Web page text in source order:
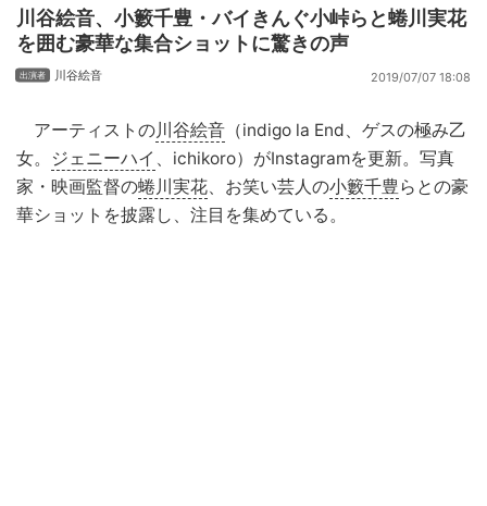
川谷絵音、小籔千豊・バイきんぐ小峠らと蜷川実花
を囲む豪華な集合ショットに驚きの声
川谷絵音 2019/07/07 18:08
アーティストの川谷絵音 （indigo la End、ゲスの極み乙
女。
ジェニーハイ 、ichikoro）がInstagramを更新。写真
家・映画監督の蜷川実花、お笑い芸人の小籔千豊らとの豪
華ショットを披露し、注目を集めている。